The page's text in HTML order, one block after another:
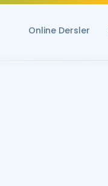
Online Dersler